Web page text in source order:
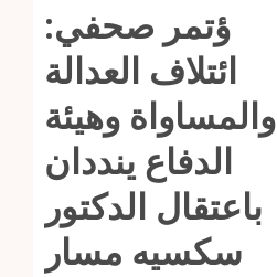
ؤتمر صحفي:
ائتلاف العدالة
والمساواة وهيئة
الدفاع ينددان
باعتقال الدكتور
سكسيه مسار